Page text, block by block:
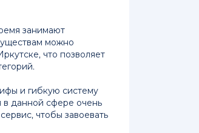
занимают
можно
что позволяет
и гибкую систему
в данной сфере очень
чтобы завоевать